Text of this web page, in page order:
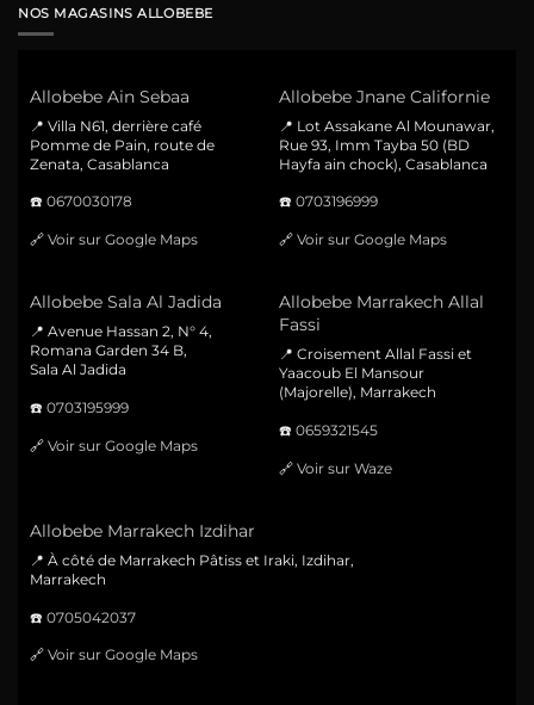
NOS MAGASINS ALLOBEBE
Allobebe Ain Sebaa
📍 Villa N61, derrière café
Pomme de Pain, route de
Zenata, Casablanca
☎️ 0670030178
🔗 Voir sur Google Maps
Allobebe Jnane Californie
📍 Lot Assakane Al Mounawar,
Rue 93, Imm Tayba 50 (BD
Hayfa ain chock), Casablanca
☎️ 0703196999
🔗 Voir sur Google Maps
Allobebe Sala Al Jadida
📍 Avenue Hassan 2, N° 4,
Romana Garden 34 B,
Sala Al Jadida
☎️ 0703195999
🔗 Voir sur Google Maps
Allobebe Marrakech Allal
Fassi
📍 Croisement Allal Fassi et
Yaacoub El Mansour
(Majorelle), Marrakech
☎️ 0659321545
🔗 Voir sur Waze
Allobebe Marrakech Izdihar
📍 À côté de Marrakech Pâtiss et Iraki, Izdihar,
Marrakech
☎️ 0705042037
🔗 Voir sur Google Maps